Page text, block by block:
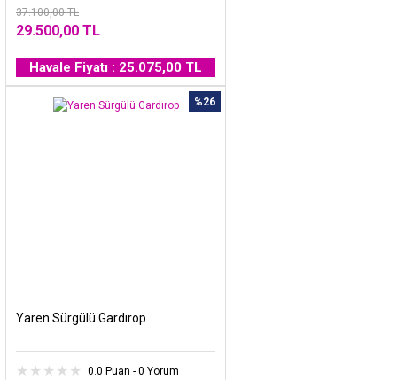
37.100,00 TL
29.500,00 TL
Havale Fiyatı : 25.075,00 TL
%26
Yaren Sürgülü Gardırop
0.0 Puan - 0 Yorum